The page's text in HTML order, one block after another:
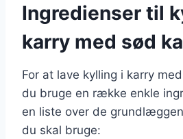
Ingredienser til
karry med sød
For at lave kylling i karry
du bruge en række enkle
en liste over de
du skal bruge: